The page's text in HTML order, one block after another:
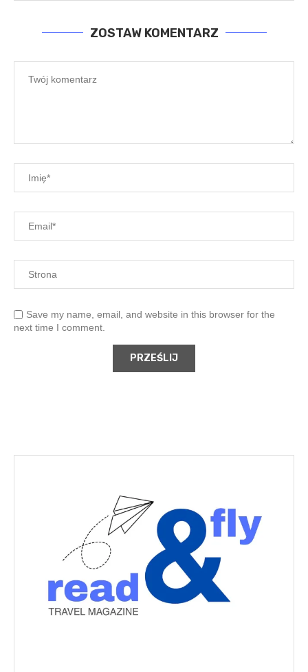
ZOSTAW KOMENTARZ
Save my name, email, and website in this browser for the
next time I comment.